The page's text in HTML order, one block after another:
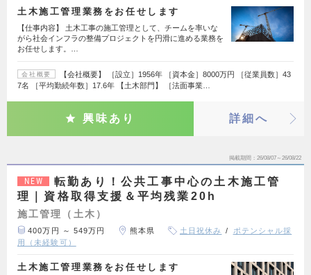
土木施工管理業務をお任せします
【仕事内容】 土木工事の施工管理として、チームを率いな
がら社会インフラの整備プロジェクトを円滑に進める業務を
お任せします。…
会社概要
【会社概要】 ［設立］1956年 ［資本金］8000万円 ［従業員数］43
7名 ［平均勤続年数］17.6年 【土木部門】 ［法面事業…
興味あり 詳細へ
掲載期間 26/08/07～26/08/22
NEW
転勤あり！公共工事中心の土木施工管
理｜資格取得支援＆平均残業20h
施工管理（土木）
400万円 ～ 549万円 熊本県 土日祝休み
ポテンシャル採
用（未経験可）
土木施工管理業務をお任せします